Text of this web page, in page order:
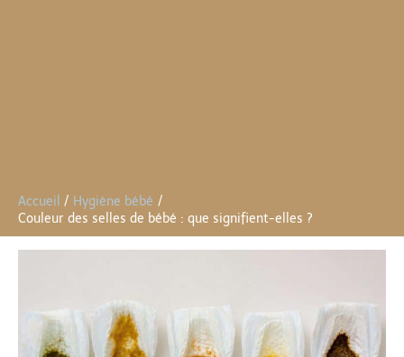
Accueil
Hygiène bébé
Couleur des selles de bébé : que signifient-elles ?